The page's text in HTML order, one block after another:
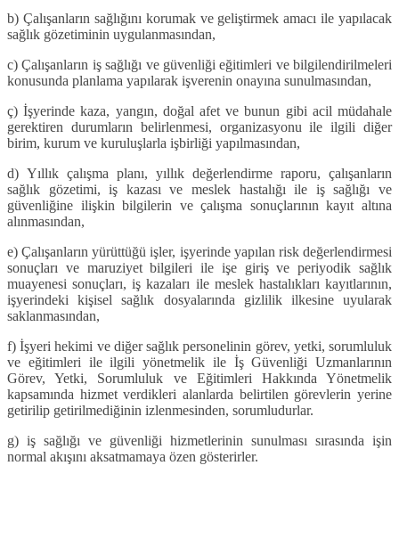
b) Çalışanların sağlığını korumak ve geliştirmek amacı ile yapılacak
sağlık gözetiminin uygulanmasından,
c) Çalışanların iş sağlığı ve güvenliği eğitimleri ve bilgilendirilmeleri
konusunda planlama yapılarak işverenin onayına sunulmasından,
ç) İşyerinde kaza, yangın, doğal afet ve bunun gibi acil müdahale
gerektiren durumların belirlenmesi, organizasyonu ile ilgili diğer
birim, kurum ve kuruluşlarla işbirliği yapılmasından,
d) Yıllık çalışma planı, yıllık değerlendirme raporu, çalışanların
sağlık gözetimi, iş kazası ve meslek hastalığı ile iş sağlığı ve
güvenliğine ilişkin bilgilerin ve çalışma sonuçlarının kayıt altına
alınmasından,
e) Çalışanların yürüttüğü işler, işyerinde yapılan risk değerlendirmesi
sonuçları ve maruziyet bilgileri ile işe giriş ve periyodik sağlık
muayenesi sonuçları, iş kazaları ile meslek hastalıkları kayıtlarının,
işyerindeki kişisel sağlık dosyalarında gizlilik ilkesine uyularak
saklanmasından,
f) İşyeri hekimi ve diğer sağlık personelinin görev, yetki, sorumluluk
ve eğitimleri ile ilgili yönetmelik ile İş Güvenliği Uzmanlarının
Görev, Yetki, Sorumluluk ve Eğitimleri Hakkında Yönetmelik
kapsamında hizmet verdikleri alanlarda belirtilen görevlerin yerine
getirilip getirilmediğinin izlenmesinden, sorumludurlar.
g) iş sağlığı ve güvenliği hizmetlerinin sunulması sırasında işin
normal akışını aksatmamaya özen gösterirler.